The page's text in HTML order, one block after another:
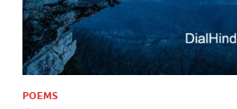
POEMS